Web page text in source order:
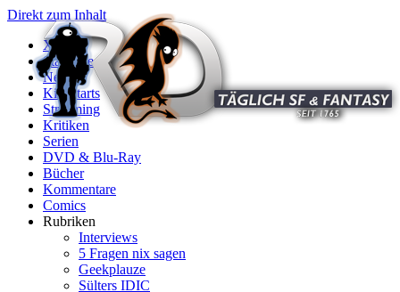
Direkt zum Inhalt
X
Startseite
News
Kinostarts
Streaming
Kritiken
Serien
DVD & Blu-Ray
Bücher
Kommentare
Comics
Rubriken
Interviews
5 Fragen nix sagen
Geekplauze
Sülters IDIC